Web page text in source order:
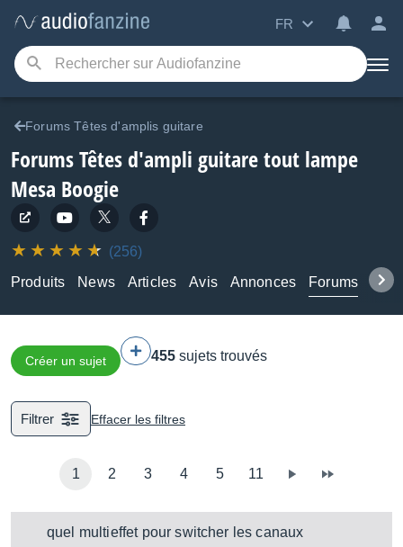
FR
Forums Têtes d'amplis guitare
Forums Têtes d'ampli guitare tout lampe
Mesa Boogie
(256)
Produits
News Articles Avis Annonces Forums
Créer un sujet 455 sujets trouvés
Filtrer Effacer les filtres
1 2 3 4 5 11
quel multieffet pour switcher les canaux